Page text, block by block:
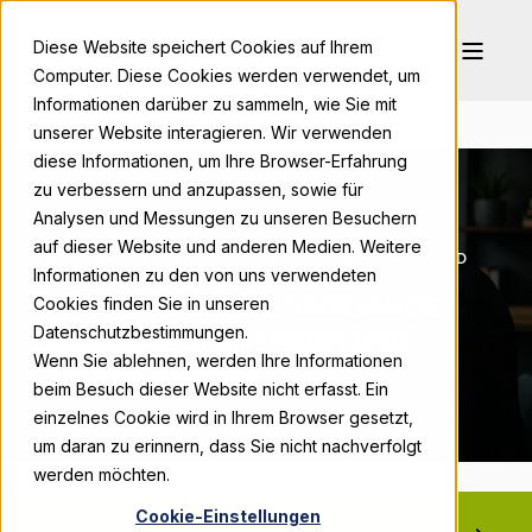
Diese Website speichert Cookies auf Ihrem
Computer. Diese Cookies werden verwendet, um
Informationen darüber zu sammeln, wie Sie mit
unserer Website interagieren. Wir verwenden
diese Informationen, um Ihre Browser-Erfahrung
zu verbessern und anzupassen, sowie für
Analysen und Messungen zu unseren Besuchern
auf dieser Website und anderen Medien. Weitere
Informationen zu den von uns verwendeten
Cookies finden Sie in unseren
Datenschutzbestimmungen.
Wenn Sie ablehnen, werden Ihre Informationen
beim Besuch dieser Website nicht erfasst. Ein
einzelnes Cookie wird in Ihrem Browser gesetzt,
um daran zu erinnern, dass Sie nicht nachverfolgt
werden möchten.
Cookie-Einstellungen
BONPAGO DEC 5, 2025, 9:00:03 AM 11 MIN READ
EFFIZIENTE KYC-COMPLIANCE:
MODERNE STRATEGIEN UND
TECHNOLOGIEN